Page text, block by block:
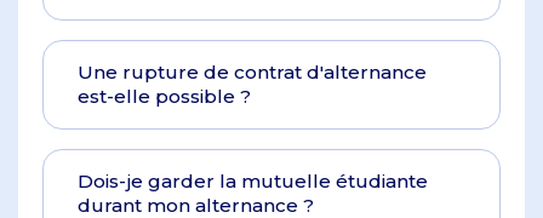
Une rupture de contrat d'alternance
est-elle possible ?
Dois-je garder la mutuelle étudiante
durant mon alternance ?